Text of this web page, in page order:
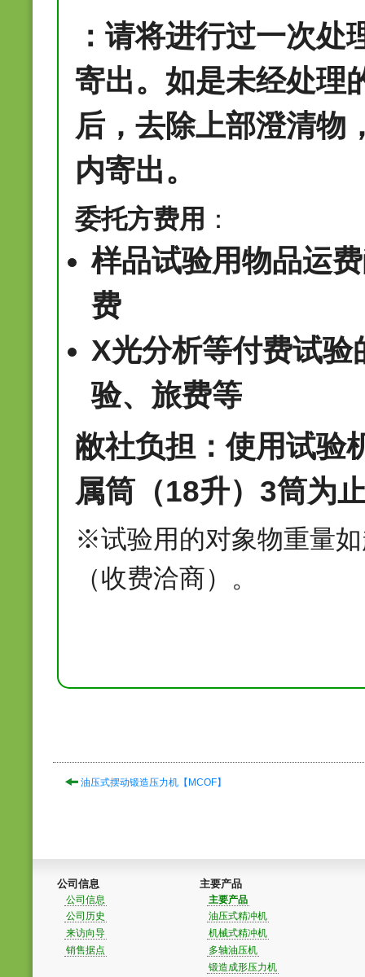
：请将进行过一次
寄出。如是未经处理
后，去除上部澄清物
内寄出。
委托方费用 ：
样品试验用物品运
费
X光分析等付费试
验、旅费等
敝社负担：使用试验
属筒（18升）3筒为
※试验用的对象物重量
（收费洽商）。
油压式摆动锻造压力机【MCOF】
公司信息
公司信息
公司历史
来访向导
销售据点
主要产品
主要产品
油压式精冲机
机械式精冲机
多轴油压机
锻造成形压力机